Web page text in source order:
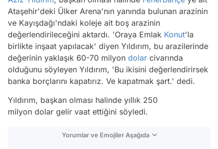
Ataşehir'deki Ülker Arena'nın yanında bulunan arazinin
ve Kayışdağı'ndaki koleje ait boş arazinin
değerlendirileceğini aktardı. 'Oraya Emlak Konut'la
birlikte inşaat yapılacak' diyen Yıldırım, bu arazilerinde
değerinin yaklaşık 60-70 milyon dolar civarında
olduğunu söyleyen Yıldırım, 'Bu ikisini değerlendirirsek
banka borçlarını kapatırız. Ve kapatmak şart.' dedi.
Yıldırım, başkan olması halinde yıllık 250
milyon dolar gelir vaat ettiğini söyledi.
Yorumlar ve Emojiler Aşağıda